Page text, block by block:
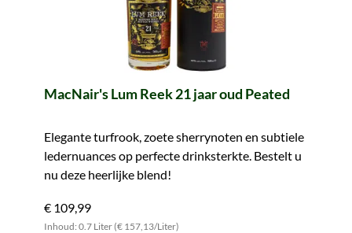
MacNair's Lum Reek 21 jaar oud Peated
Elegante turfrook, zoete sherrynoten en subtiele
ledernuances op perfecte drinksterkte. Bestelt u
nu deze heerlijke blend!
€ 109,99
Inhoud: 0.7 Liter (€ 157,13/Liter)